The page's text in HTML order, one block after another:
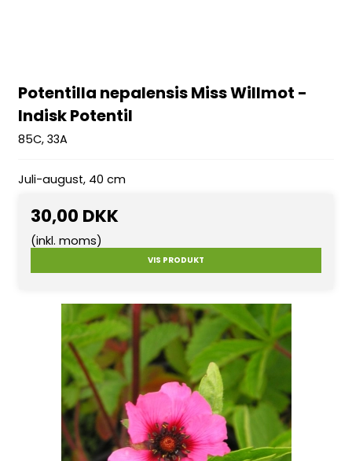
Potentilla nepalensis Miss Willmot -
Indisk Potentil
85C, 33A
Juli-august, 40 cm
30,00 DKK
(inkl. moms)
VIS PRODUKT